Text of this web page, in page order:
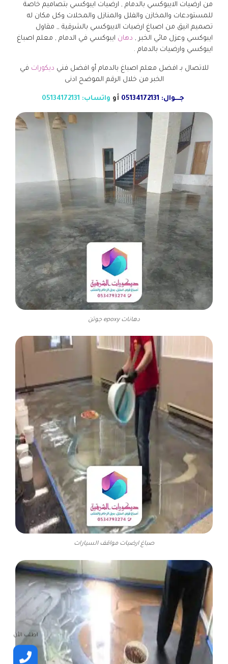
من ارضيات الايبوكسي بالدمام , ارضيات ايبوكسي بتصاميم خاصة
للمستودعات والمخازن والفلل والمنازل والمحلات وكل مكان له
تصميم انيق من اصباغ ارضيات الايبوكسي بالشرقية ,, مقاول
ايبوكسي وعزل مائي الخبر , دهان ايبوكسي في الدمام , معلم اصباغ
ايبوكسي وارضيات بالدمام .
للاتصال بـ افضل معلم اصباغ بالدمام أو افضل فني ديكورات في
الخبر من خلال الرقم الموضح ادنى
جـــوال: 05134172131 أو واتساب: 05134172131
دهانات epoxy جوتن
صباغ ارضيات مواقف السيارات
اطلب الأن